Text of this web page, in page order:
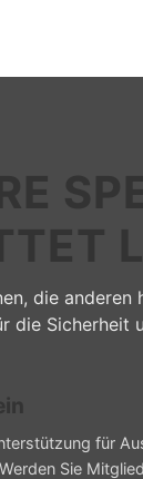
die anderen
die Sicherheit
für
Sie